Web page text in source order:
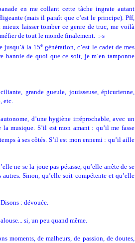
en me collant cette tâche ingrate autant
(mais il paraît que c’est le principe). Pff,
laisser tomber ce genre de truc, me voilà
de tout le monde finalement. :-s
jusqu’à la 15e génération, c’est le cadet de mes
bannie de quoi que ce soit, je m’en tamponne
grande gueule, jouisseuse, épicurienne,
etc.
d’une hygiène irréprochable, avec un
musique. S’il est mon amant : qu’il me fasse
à ses côtés. S’il est mon ennemi : qu’il aille
ne se la joue pas pétasse, qu’elle arrête de se
Sinon, qu’elle soit compétente et qu’elle
: dévouée.
si, un peu quand même.
moments, de malheurs, de passion, de doutes,